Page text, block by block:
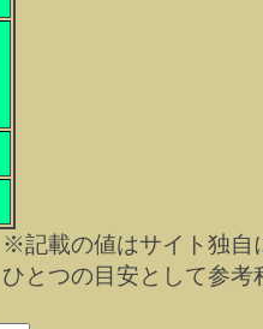
※記載の値はサイト独自
ひとつの目安として参考